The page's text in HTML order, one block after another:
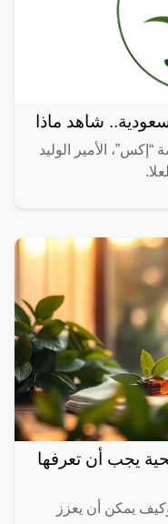
شاهد ماذا
الأمير الوليد
5 فوائد صحية يجب أن تعرفها
يمكن أن يعزز